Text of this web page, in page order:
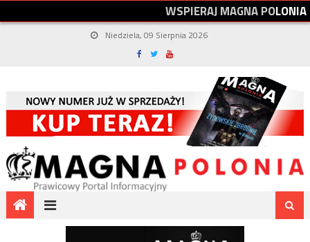
WSPIERAJMAGNAPOLONIA
Niedziela, 09 Sierpnia 2026